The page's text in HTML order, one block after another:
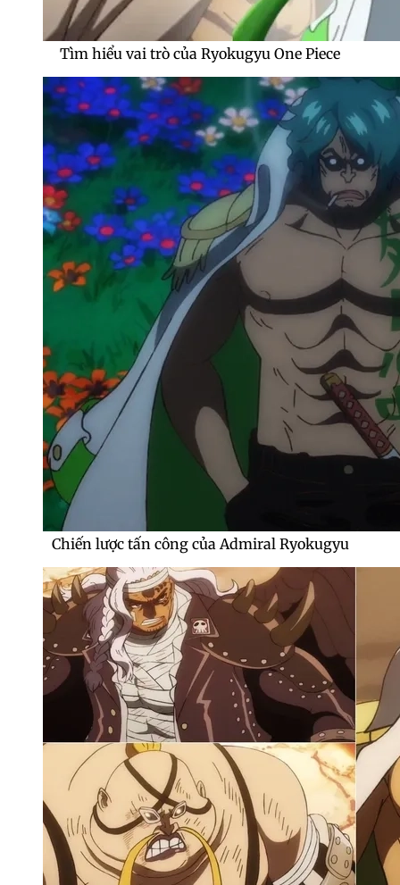
Tìm hiểu vai trò của Ryokugyu One Piece
Chiến lược tấn công của Admiral Ryokugyu